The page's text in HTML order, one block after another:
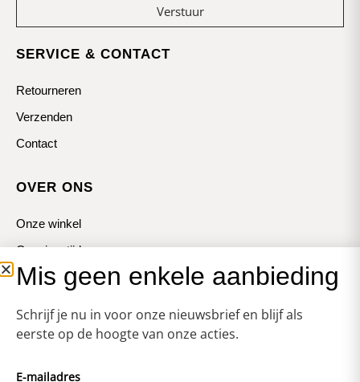
Verstuur
SERVICE & CONTACT
Retourneren
Verzenden
Contact
OVER ONS
Onze winkel
Openingstijden
Koopzondagen
Mis geen enkele aanbieding
Schrijf je nu in voor onze nieuwsbrief en blijf als
eerste op de hoogte van onze acties.
E-mailadres